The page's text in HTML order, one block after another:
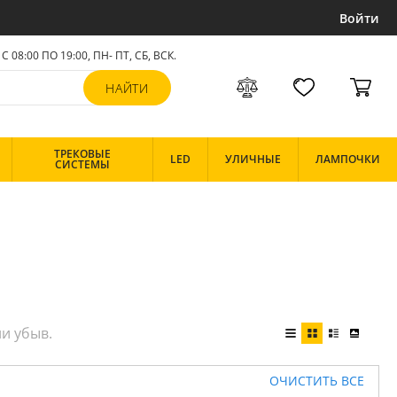
Войти
С 08:00 ПО 19:00, ПН- ПТ, СБ, ВСК.
ТРЕКОВЫЕ
СИСТЕМЫ LED УЛИЧНЫЕ ЛАМПОЧКИ
ОЧИСТИТЬ ВСЕ